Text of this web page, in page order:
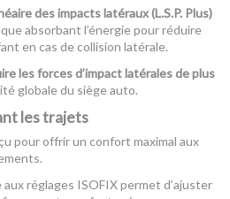
des impacts latéraux (L.S.P. Plus)
absorbant l’énergie pour réduire
en cas de collision latérale.
les forces d’impact latérales de plus
globale du siège auto.
les trajets
pour offrir un confort maximal aux
réglages ISOFIX permet d’ajuster